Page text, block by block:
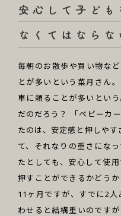
毎朝のお散歩や買い物な
とが多いという菜月さん
車に頼ることが多いとい
だのだろう？ 「ベビーカ
たのは、安定感と押しや
て、それなりの重さにな
たとしても、安心して使
押すことができるかどう
11ヶ月ですが、すでに2
わせると結構重いのです